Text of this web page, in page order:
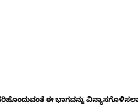
ಈ ಭಾಗವನ್ನು